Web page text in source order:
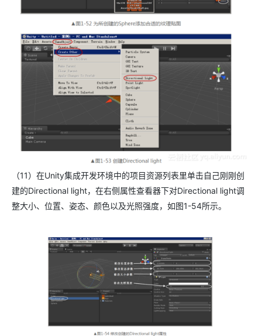
（11）在Unity集成开发环境中的项目资源列表里单击自己刚刚创
建的Directional light，在右侧属性查看器下对Directional light调
整大小、位置、姿态、颜色以及光照强度，如图1-54所示。